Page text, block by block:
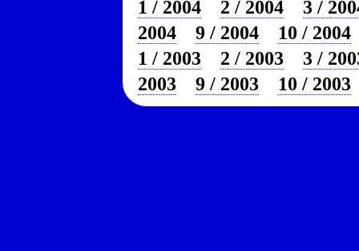
1 / 2004 2 / 2004
3 /
2004
9 / 2004
10 / 2004
1 / 2003
2 / 2003
3 /
2003
9 / 2003 10 / 2003